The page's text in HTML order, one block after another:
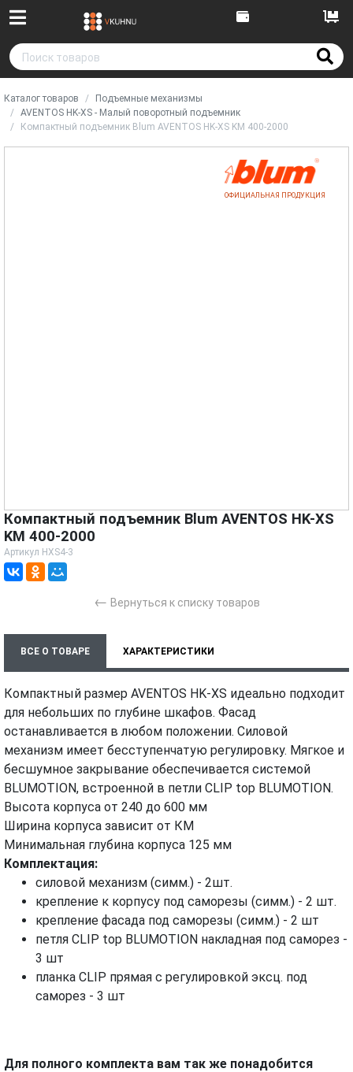
Каталог товаров
Подъемные механизмы
AVENTOS HK-XS - Малый поворотный подъемник
Компактный подъемник Blum AVENTOS HK-XS KM 400-2000
ОФИЦИАЛЬНАЯ ПРОДУКЦИЯ
Компактный подъемник Blum AVENTOS HK-XS
KM 400-2000
Артикул HXS4-3
← Вернуться к списку товаров
ВСЕ О ТОВАРЕ ХАРАКТЕРИСТИКИ
ВИДЕО
Компактный размер AVENTOS HK-XS идеально подходит
для небольших по глубине шкафов. Фасад
останавливается в любом положении. Силовой
механизм имеет бесступенчатую регулировку. Мягкое и
бесшумное закрывание обеспечивается системой
BLUMOTION, встроенной в петли CLIP top BLUMOTION.
Высота корпуса от 240 до 600 мм
Ширина корпуса зависит от КМ
Минимальная глубина корпуса 125 мм
Комплектация:
силовой механизм (симм.) - 2шт.
крепление к корпусу под саморезы (симм.) - 2 шт.
крепление фасада под саморезы (симм.) - 2 шт
петля CLIP top BLUMOTION накладная под саморез -
3 шт
планка CLIP прямая с регулировкой эксц. под
саморез - 3 шт
Для полного комплекта вам так же понадобится